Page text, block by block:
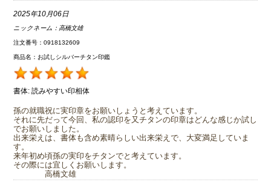
2025年10月06日
ニックネーム： 高橋文雄
注文番号：0918132609
商品名：お試しシルバーチタン印鑑
書体: 読みやすい印相体
孫の就職祝に実印章をお願いしょうと考えています。
それに先だって今回、私の認印を又チタンの印章はどんな感じか試し
でお願いしました。
出来栄えは、書体も含め素晴らしい出来栄えで、大変満足していま
す。
来年初め頃孫の実印をチタンでと考えています。
その際には宜しくお願いします。
高橋文雄